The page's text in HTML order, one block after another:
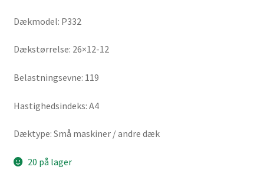
Dækmodel: P332
Dækstørrelse: 26×12-12
Belastningsevne: 119
Hastighedsindeks: A4
Dæktype: Små maskiner / andre dæk
20 på lager